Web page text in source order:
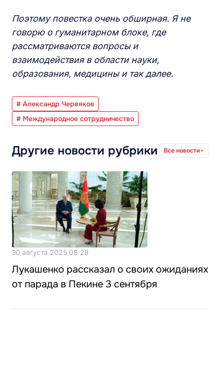
Поэтому повестка очень обширная. Я не
говорю о гуманитарном блоке, где
рассматриваются вопросы и
взаимодействия в области науки,
образования, медицины и так далее.
# Александр Червяков
# Международное сотрудничество
Другие новости рубрики Все новости
30 августа 2025 08:28
Лукашенко рассказал о своих ожиданиях
от парада в Пекине 3 сентября